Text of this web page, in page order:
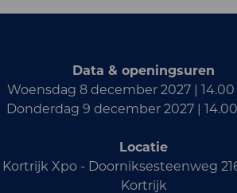
Data & openingsuren
Woensdag 8 december 2027 | 14.00
Donderdag 9 december 2027 | 14.00
Locatie
Kortrijk Xpo - Doorniksesteenweg
Kortrijk